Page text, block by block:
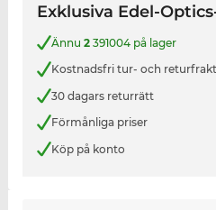
Exklusiva Edel-
Ännu 2391004 på lager
Kostnadsfri tur- och returfrakt
30 dagars returrätt
Förmånliga priser
Köp på konto